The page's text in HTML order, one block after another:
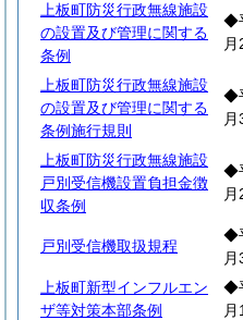
上板町防災行政無線施設
の設置及び管理に関する
条例
◆
上板町防災行政無線施設
の設置及び管理に関する
条例施行規則
◆
上板町防災行政無線施設
戸別受信機設置負担金徴
収条例
◆
戸別受信機取扱規程
◆
上板町新型インフルエン
ザ等対策本部条例
◆